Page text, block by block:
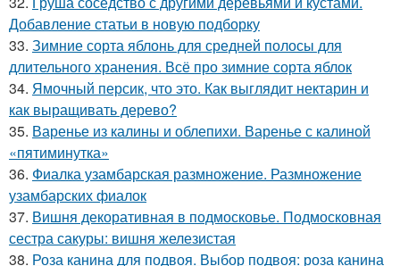
Добавление статьи в новую подборку
33. Зимние сорта яблонь для средней полосы для
длительного хранения. Всё про зимние сорта яблок
34. Ямочный персик, что это. Как выглядит нектарин и
как выращивать дерево?
35. Варенье из калины и облепихи. Варенье с калиной
«пятиминутка»
36. Фиалка узамбарская размножение. Размножение
узамбарских фиалок
37. Вишня декоративная в подмосковье. Подмосковная
сестра сакуры: вишня железистая
38. Роза канина для подвоя. Выбор подвоя: роза канина